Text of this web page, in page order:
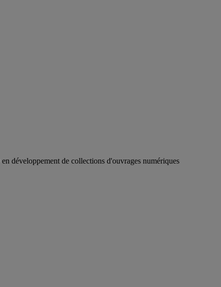
développement de collections d'ouvrages numériques